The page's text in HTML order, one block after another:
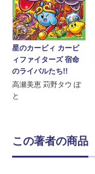
星のカービィ カービ
ィファイターズ 宿命
のライバルたち!!
高瀬美恵 苅野タウ ぽ
と
この著者の商品